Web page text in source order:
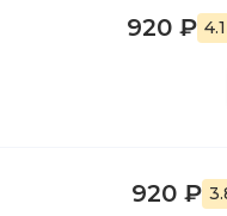
920 ₽ 4.1
920 ₽